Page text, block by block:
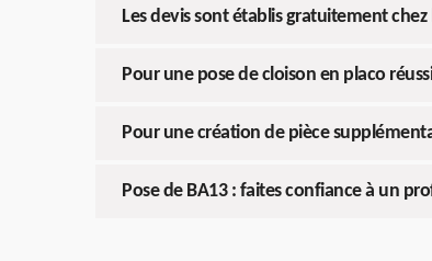
Les devis sont établis gratuitement
Pour une pose de cloison en placo
Pour une création de pièce
Pose de BA13 : faites confiance à un